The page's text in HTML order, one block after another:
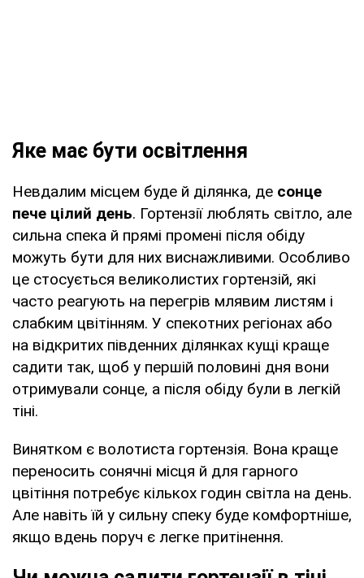
Яке має бути освітлення
Невдалим місцем буде й ділянка, де сонце
пече цілий день. Гортензії люблять світло, але
сильна спека й прямі промені після обіду
можуть бути для них виснажливими. Особливо
це стосується великолистих гортензій, які
часто реагують на перегрів млявим листям і
слабким цвітінням. У спекотних регіонах або
на відкритих південних ділянках кущі краще
садити так, щоб у першій половині дня вони
отримували сонце, а після обіду були в легкій
тіні.
Винятком є волотиста гортензія. Вона краще
переносить сонячні місця й для гарного
цвітіння потребує кількох годин світла на день.
Але навіть їй у сильну спеку буде комфортніше,
якщо вдень поруч є легке притінення.